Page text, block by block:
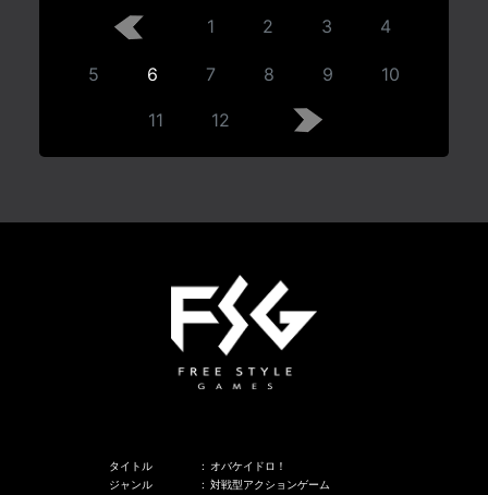
1 2 3 4
5 6 7 8 9 10
11 12
タイトル : オバケイドロ！
ジャンル
: 対戦型アクションゲーム